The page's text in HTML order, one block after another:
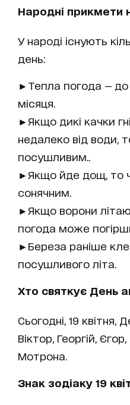
Народні прикмети
У народі існують
день:
►Тепла погода — до
місяця.
►Якщо дикі качки
недалеко від води,
посушливим..
►Якщо йде дощ, то
сонячним.
►Якщо ворони
погода може
►Береза раніше
посушливого літа.
Хто святкує День
Сьогодні, 19 квітня,
Віктор, Георгій,
Мотрона.
Знак зодіаку 19